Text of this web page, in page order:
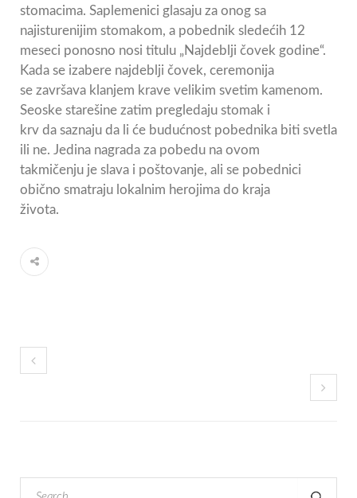
stomacima. Saplemenici glasaju za onog sa
najisturenijim stomakom, a pobednik sledećih 12
meseci ponosno nosi titulu „Najdeblji čovek godine“.
Kada se izabere najdeblji čovek, ceremonija
se završava klanjem krave velikim svetim kamenom.
Seoske starešine zatim pregledaju stomak i
krv da saznaju da li će budućnost pobednika biti svetla
ili ne. Jedina nagrada za pobedu na ovom
takmičenju je slava i poštovanje, ali se pobednici
obično smatraju lokalnim herojima do kraja
života.